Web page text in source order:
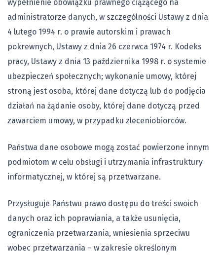
wypełnienie obowiązku prawnego ciążącego na
administratorze danych, w szczególności Ustawy z dnia
4 lutego 1994 r. o prawie autorskim i prawach
pokrewnych, Ustawy z dnia 26 czerwca 1974 r. Kodeks
pracy, Ustawy z dnia 13 października 1998 r. o systemie
ubezpieczeń społecznych; wykonanie umowy, której
stroną jest osoba, której dane dotyczą lub do podjęcia
działań na żądanie osoby, której dane dotyczą przed
zawarciem umowy, w przypadku zleceniobiorców.
Państwa dane osobowe mogą zostać powierzone innym
podmiotom w celu obsługi i utrzymania infrastruktury
informatycznej, w której są przetwarzane.
Przysługuje Państwu prawo dostępu do treści swoich
danych oraz ich poprawiania, a także usunięcia,
ograniczenia przetwarzania, wniesienia sprzeciwu
wobec przetwarzania – w zakresie określonym